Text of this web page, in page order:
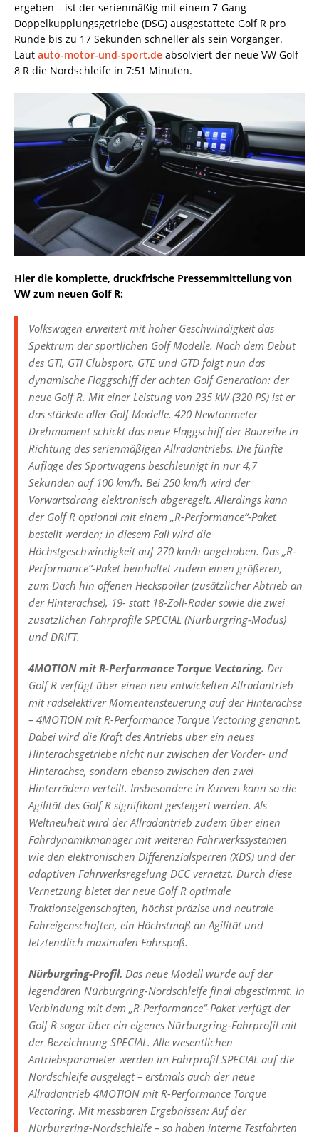
ergeben – ist der serienmäßig mit einem 7-Gang-
Doppelkupplungsgetriebe (DSG) ausgestattete Golf R pro
Runde bis zu 17 Sekunden schneller als sein Vorgänger.
Laut auto-motor-und-sport.de absolviert der neue VW Golf
8 R die Nordschleife in 7:51 Minuten.
Hier die komplette, druckfrische Pressemmitteilung von
VW zum neuen Golf R:
Volkswagen erweitert mit hoher Geschwindigkeit das
Spektrum der sportlichen Golf Modelle. Nach dem Debüt
des GTI, GTI Clubsport, GTE und GTD folgt nun das
dynamische Flaggschiff der achten Golf Generation: der
neue Golf R. Mit einer Leistung von 235 kW (320 PS) ist er
das stärkste aller Golf Modelle. 420 Newtonmeter
Drehmoment schickt das neue Flaggschiff der Baureihe in
Richtung des serienmäßigen Allradantriebs. Die fünfte
Auflage des Sportwagens beschleunigt in nur 4,7
Sekunden auf 100 km/h. Bei 250 km/h wird der
Vorwärtsdrang elektronisch abgeregelt. Allerdings kann
der Golf R optional mit einem „R-Performance“-Paket
bestellt werden; in diesem Fall wird die
Höchstgeschwindigkeit auf 270 km/h angehoben. Das „R-
Performance“-Paket beinhaltet zudem einen größeren,
zum Dach hin offenen Heckspoiler (zusätzlicher Abtrieb an
der Hinterachse), 19- statt 18-Zoll-Räder sowie die zwei
zusätzlichen Fahrprofile SPECIAL (Nürburgring-Modus)
und DRIFT.
4MOTION mit R-Performance Torque Vectoring. Der
Golf R verfügt über einen neu entwickelten Allradantrieb
mit radselektiver Momentensteuerung auf der Hinterachse
– 4MOTION mit R-Performance Torque Vectoring genannt.
Dabei wird die Kraft des Antriebs über ein neues
Hinterachsgetriebe nicht nur zwischen der Vorder- und
Hinterachse, sondern ebenso zwischen den zwei
Hinterrädern verteilt. Insbesondere in Kurven kann so die
Agilität des Golf R signifikant gesteigert werden. Als
Weltneuheit wird der Allradantrieb zudem über einen
Fahrdynamikmanager mit weiteren Fahrwerkssystemen
wie den elektronischen Differenzialsperren (XDS) und der
adaptiven Fahrwerksregelung DCC vernetzt. Durch diese
Vernetzung bietet der neue Golf R optimale
Traktionseigenschaften, höchst präzise und neutrale
Fahreigenschaften, ein Höchstmaß an Agilität und
letztendlich maximalen Fahrspaß.
Nürburgring-Profil. Das neue Modell wurde auf der
legendären Nürburgring-Nordschleife final abgestimmt. In
Verbindung mit dem „R-Performance“-Paket verfügt der
Golf R sogar über ein eigenes Nürburgring-Fahrprofil mit
der Bezeichnung SPECIAL. Alle wesentlichen
Antriebsparameter werden im Fahrprofil SPECIAL auf die
Nordschleife ausgelegt – erstmals auch der neue
Allradantrieb 4MOTION mit R-Performance Torque
Vectoring. Mit messbaren Ergebnissen: Auf der
Nürburgring-Nordschleife – so haben interne Testfahrten